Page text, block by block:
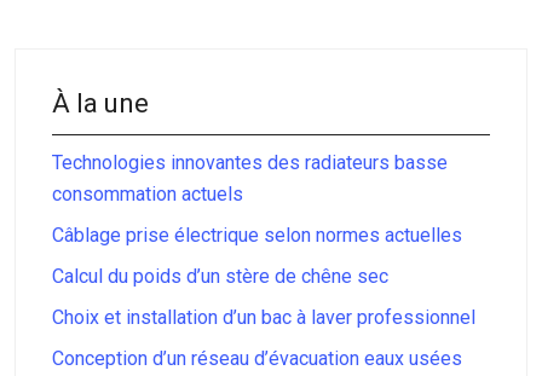
À la une
Technologies innovantes des radiateurs basse
consommation actuels
Câblage prise électrique selon normes actuelles
Calcul du poids d’un stère de chêne sec
Choix et installation d’un bac à laver professionnel
Conception d’un réseau d’évacuation eaux usées